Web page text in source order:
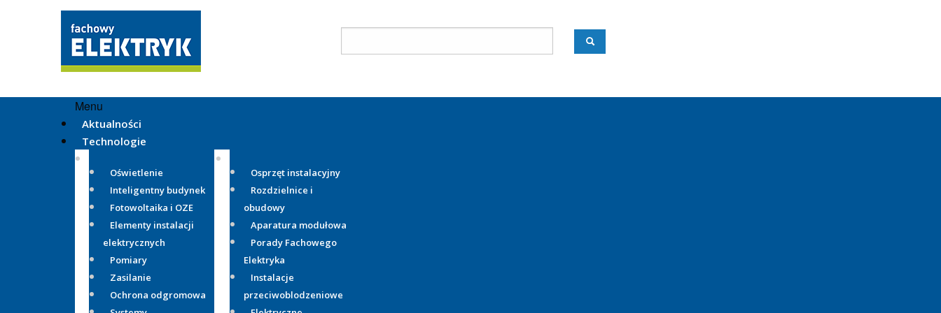
Menu
Aktualności
Technologie
Oświetlenie
Inteligentny budynek
Fotowoltaika i OZE
Elementy instalacji
elektrycznych
Pomiary
Zasilanie
Ochrona odgromowa
Osprzęt instalacyjny
Rozdzielnice i
obudowy
Aparatura modułowa
Porady Fachowego
Elektryka
Instalacje
przeciwoblodzeniowe